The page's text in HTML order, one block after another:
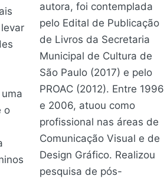
o
autora, foi contemplada
pelo Edital de Publicação
de Livros da Secretaria
Municipal de Cultura de
São Paulo (2017) e pelo
PROAC (2012). Entre 1996
e 2006, atuou como
profissional nas áreas de
Comunicação Visual e de
Design Gráfico. Realizou
pesquisa de pós-